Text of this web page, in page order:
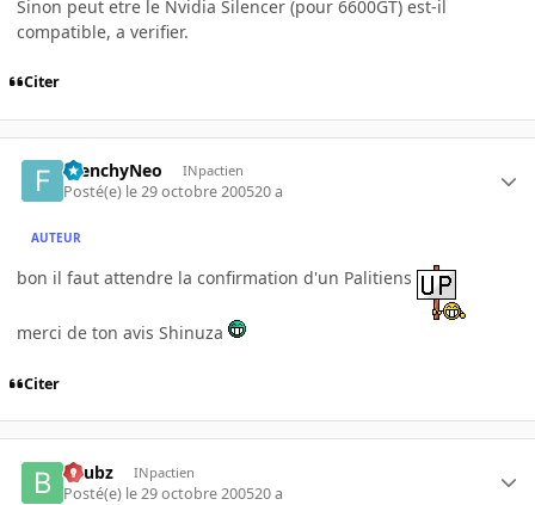
Sinon peut etre le Nvidia Silencer (pour 6600GT) est-il
compatible, a verifier.
Citer
FrenchyNeo INpactien
Posté(e) le 29 octobre 200520 a
AUTEUR
bon il faut attendre la confirmation d'un Palitiens
merci de ton avis Shinuza
Citer
beubz INpactien
Posté(e) le 29 octobre 200520 a